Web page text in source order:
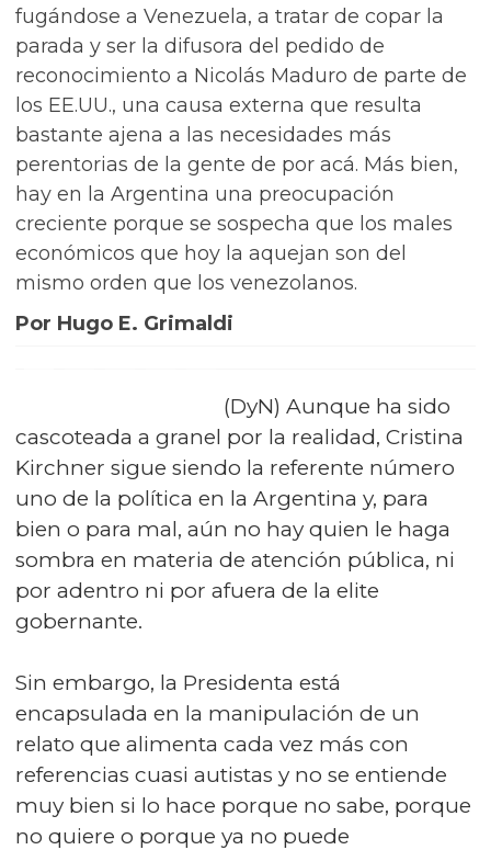
fugándose a Venezuela, a tratar de copar la
parada y ser la difusora del pedido de
reconocimiento a Nicolás Maduro de parte de
los EE.UU., una causa externa que resulta
bastante ajena a las necesidades más
perentorias de la gente de por acá. Más bien,
hay en la Argentina una preocupación
creciente porque se sospecha que los males
económicos que hoy la aquejan son del
mismo orden que los venezolanos.
Por Hugo E. Grimaldi
(DyN) Aunque ha sido
cascoteada a granel por la realidad, Cristina
Kirchner sigue siendo la referente número
uno de la política en la Argentina y, para
bien o para mal, aún no hay quien le haga
sombra en materia de atención pública, ni
por adentro ni por afuera de la elite
gobernante.
Sin embargo, la Presidenta está
encapsulada en la manipulación de un
relato que alimenta cada vez más con
referencias cuasi autistas y no se entiende
muy bien si lo hace porque no sabe, porque
no quiere o porque ya no puede